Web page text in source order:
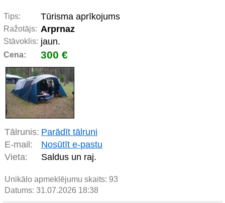
Tips: Tūrisma aprīkojums
Ražotājs: Arprnaz
Stāvoklis: jaun.
Cena: 300 €
Tālrunis: Parādīt tālruni
E-mail:
Nosūtīt e-pastu
Vieta:
Saldus un raj.
Unikālo apmeklējumu skaits: 93
Datums: 31.07.2026 18:38